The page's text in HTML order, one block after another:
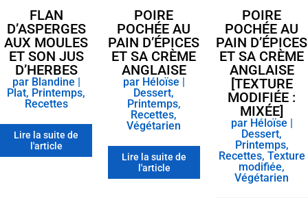
FLAN
D’ASPERGES
AUX MOULES
ET SON JUS
D’HERBES
par Blandine
Plat, Printemps,
Recettes
Lire la suite de
l'article
POIRE
POCHÉE AU
PAIN D’ÉPICES
ET SA CRÈME
ANGLAISE
par Héloïse
Dessert,
Printemps,
Recettes,
Végétarien
Lire la suite de
l'article
POIRE
POCHÉE AU
PAIN D’ÉPICES
ET SA CRÈME
ANGLAISE
[TEXTURE
MODIFIÉE :
MIXÉE]
par Héloïse
Dessert,
Printemps,
Recettes, Texture
modifiée,
Végétarien